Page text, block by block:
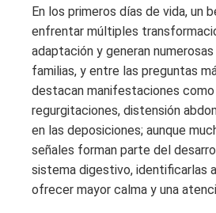
En los primeros días de vida, un
enfrentar múltiples
adaptación y generan
familias, y entre las preguntas
destacan manifestaciones
regurgitaciones, distensión
en las deposiciones; aunque
señales forman parte del
sistema digestivo, identificarlas
ofrecer mayor calma y una